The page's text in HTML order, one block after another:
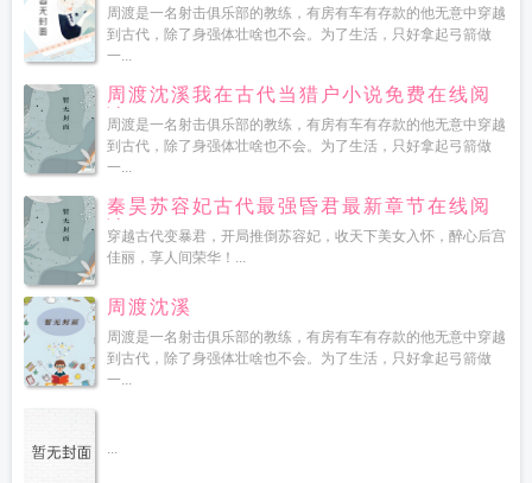
周渡是一名射击俱乐部的教练，有房有车有存款的他无意中穿越
到古代，除了身强体壮啥也不会。为了生活，只好拿起弓箭做
一...
周渡沈溪我在古代当猎户小说免费在线阅
读
周渡是一名射击俱乐部的教练，有房有车有存款的他无意中穿越
到古代，除了身强体壮啥也不会。为了生活，只好拿起弓箭做
一...
秦昊苏容妃古代最强昏君最新章节在线阅
读
穿越古代变暴君，开局推倒苏容妃，收天下美女入怀，醉心后宫
佳丽，享人间荣华！...
周渡沈溪
周渡是一名射击俱乐部的教练，有房有车有存款的他无意中穿越
到古代，除了身强体壮啥也不会。为了生活，只好拿起弓箭做
一...
...